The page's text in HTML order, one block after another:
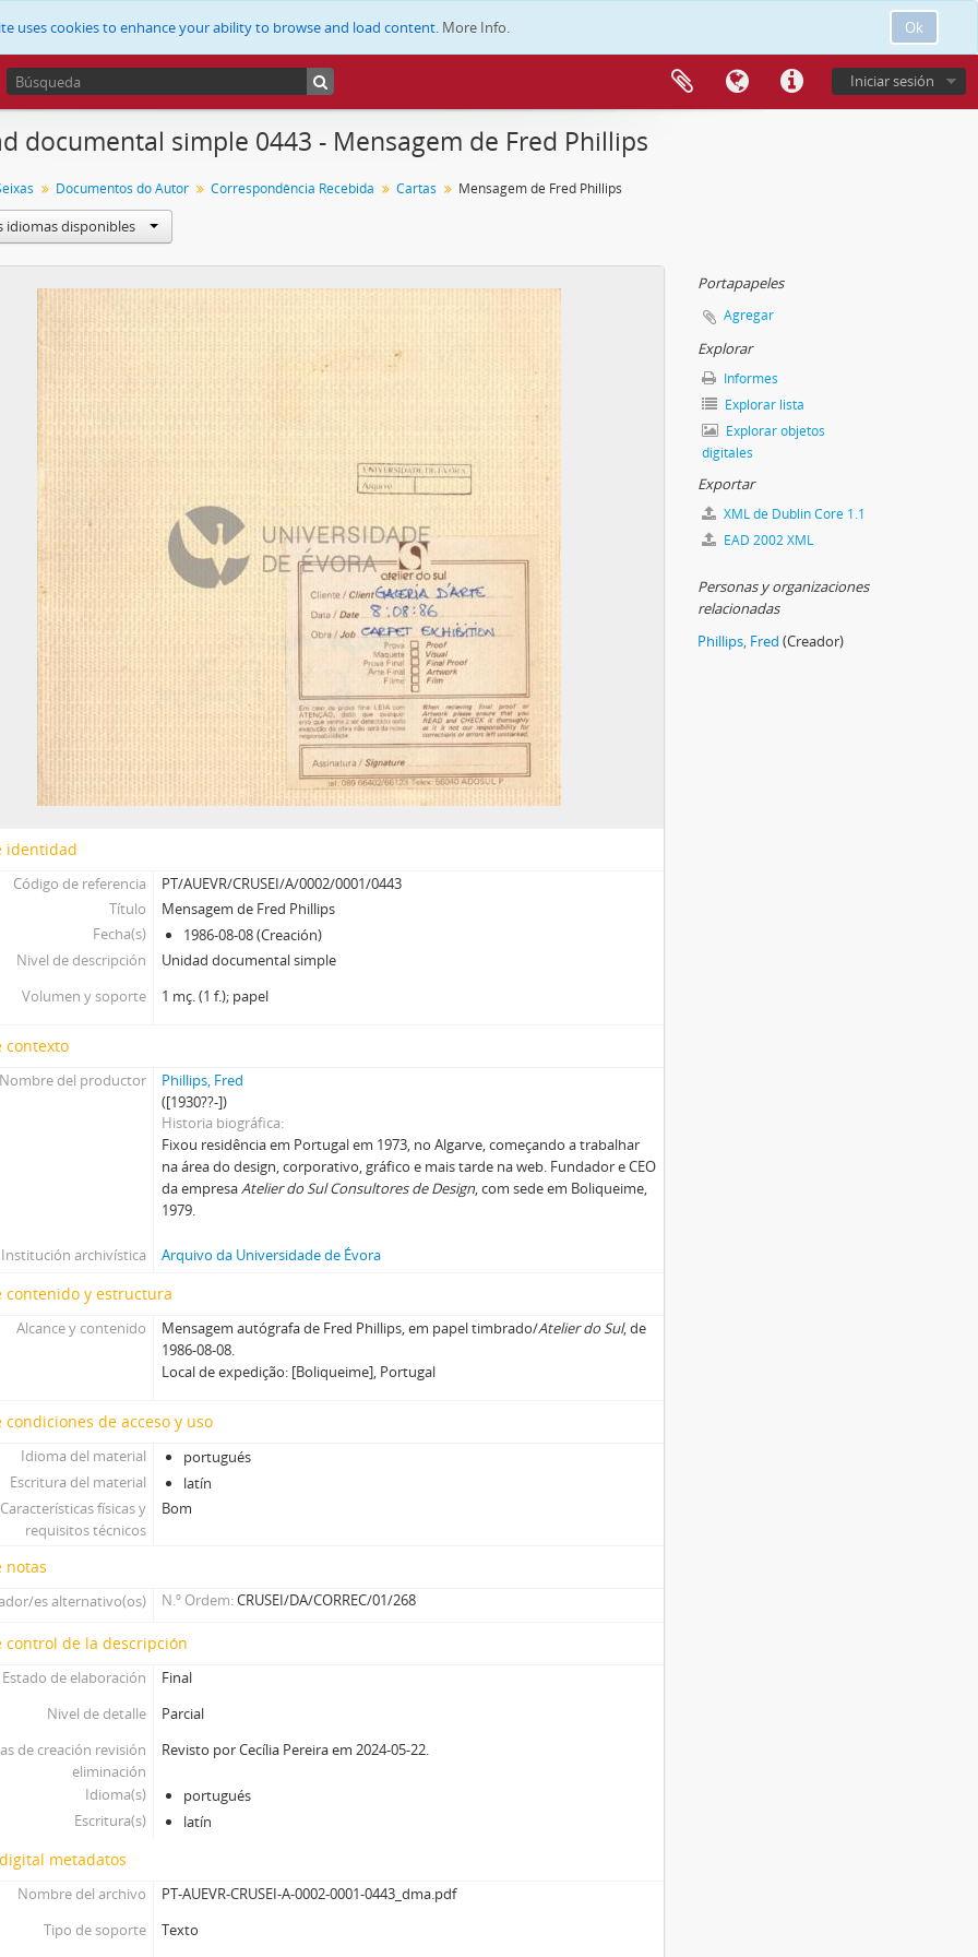
Ok
uses cookies to enhance your ability to browse and load content. More Info.
Iniciar sesión
documental simple 0443 - Mensagem de Fred Phillips
Documentos do Autor Correspondência Recebida Cartas Mensagem de Fred Phillips
idiomas disponibles
identidad
Código de referencia
PT/AUEVR/CRUSEI/A/0002/0001/0443
Título
Mensagem de Fred Phillips
Fecha(s)
1986-08-08 (Creación)
Nivel de descripción
Unidad documental simple
Volumen y soporte
1 mç. (1 f.); papel
contexto
Nombre del productor
Phillips, Fred
([1930??-])
Historia biográfica
Fixou residência em Portugal em 1973, no Algarve, começando a trabalhar
na área do design, corporativo, gráfico e mais tarde na web. Fundador e CEO
da empresaAtelier do Sul Consultores de Design, com sede em Boliqueime,
1979.
Institución archivística Arquivo da Universidade de Évora
contenido y estructura
Alcance y contenido Mensagem autógrafa de Fred Phillips, em papel timbrado/Atelier do Sul, de
1986-08-08.
Local de expedição: [Boliqueime], Portugal
condiciones de acceso y uso
Idioma del material
portugués
Escritura del material
latín
Características físicas y
requisitos técnicos
Bom
notas
es alternativo(os) N.º Ordem CRUSEI/DA/CORREC/01/268
control de la descripción
Estado de elaboración
Final
Nivel de detalle
Parcial
de creación revisión
eliminación
Revisto por Cecília Pereira em 2024-05-22.
Idioma(s)
portugués
Escritura(s)
latín
metadatos
Nombre del archivo
PT-AUEVR-CRUSEI-A-0002-0001-0443_dma.pdf
Tipo de soporte
Texto
Portapapeles
Agregar
Explorar
Informes
Explorar lista
Explorar objetos
digitales
Exportar
XML de Dublin Core 1.1
EAD 2002 XML
Personas y organizaciones
relacionadas
Phillips, Fred (Creador)